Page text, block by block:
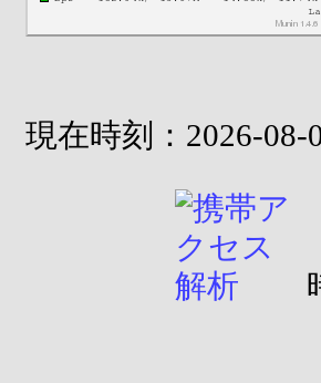
現在時刻：2026-08-